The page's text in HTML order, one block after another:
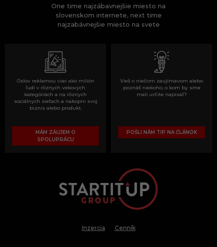
One time najzábavnejšie miesto na
slovenskom internete, next time
najzabávnejšie miesto na svete
Oslov reklamou viac ako milión
ľudí v rôznych vekových
kategóriách a na rôznych
sociálnych sieťach a nakopni svoj
biznis alebo produkt.
MÁM ZÁUJEM O
SPOLUPRÁCU
Vieš o niečom zaujímavom alebo
poznáš niekoho, o kom by sme
mali určite napísať?
POŠLI NÁM TIP NA ČLÁNOK
Inzercia Cenník